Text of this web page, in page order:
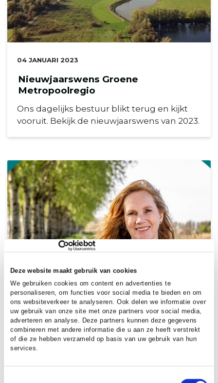
Deze website maakt gebruik van cookies
We gebruiken cookies om content en advertenties te
personaliseren, om functies voor social media te bieden en om
ons websiteverkeer te analyseren. Ook delen we informatie over
uw gebruik van onze site met onze partners voor social media,
adverteren en analyse. Deze partners kunnen deze gegevens
combineren met andere informatie die u aan ze heeft verstrekt
of die ze hebben verzameld op basis van uw gebruik van hun
services.
DATUM:
04 JANUARI 2023
Nieuwjaarswens Groene
Metropoolregio
Ons dagelijks bestuur blikt terug en kijkt
vooruit. Bekijk de nieuwjaarswens van 2023.
DATUM:
22 DECEMBER 2022
‘De kwaliteiten van onze regio
versterken’